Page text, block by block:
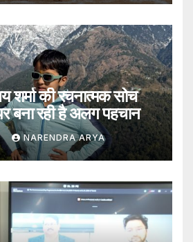
शर्मा की रचनात्मक सोच
बना रही है अलग पहचान
NARENDRA ARYA